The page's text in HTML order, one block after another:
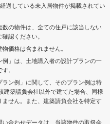
過している未入居物件が掲載されてい
数の物件は、全ての住戸に該当しない
認ください。
価格は含まれません。
例」は、土地購入者の設計プランの一
。
ラン例」に関して、そのプラン例は特
建築請負会社以外で建てた場合、同様
せん。また、建築請負会社を特定す
合わせデータは、当該物件の取扱会